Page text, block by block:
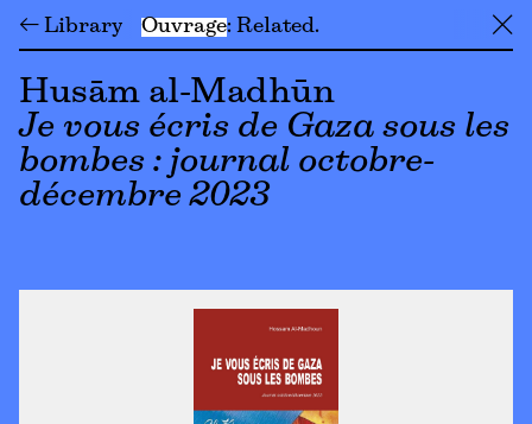
← Library Ouvrage Related ╳
Husām al-Madhūn
Je vous écris de Gaza sous les
bombes : journal octobre-
décembre 2023